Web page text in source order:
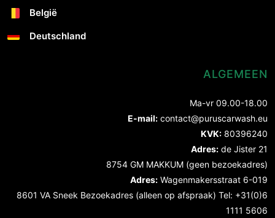
België
Deutschland
ALGEMEEN
Ma-vr 09.00-18.00
E-mail: contact@puruscarwash.eu
KVK: 80396240
Adres: de Jister 21
8754 GM MAKKUM (geen bezoekadres)
Adres: Wagenmakersstraat 6-019
8601 VA Sneek Bezoekadres (alleen op afspraak) Tel: +31(0)6
1111 5606